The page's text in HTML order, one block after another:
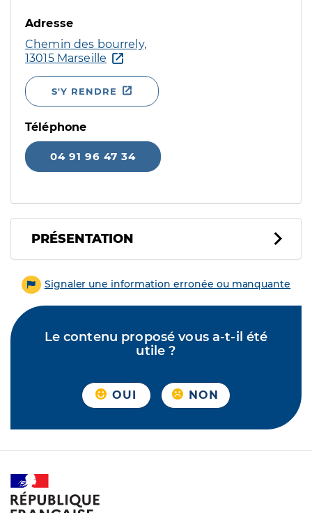
Adresse
Chemin des bourrely,
13015 Marseille
S'Y RENDRE
Téléphone
04 91 96 47 34
PRÉSENTATION
Signaler une information erronée ou manquante
Le contenu proposé vous a-t-il été
utile ?
OUI NON